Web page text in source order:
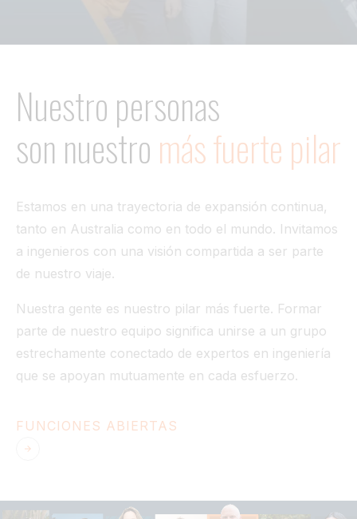
Nuestropersonas
son nuestromás fuertepilar
Estamos en una trayectoria de expansión continua,
tanto en Australia como en todo el mundo. Invitamos
a ingenieros con una visión compartida a ser parte
de nuestro viaje.
Nuestra gente es nuestro pilar más fuerte. Formar
parte de nuestro equipo significa unirse a un grupo
estrechamente conectado de expertos en ingeniería
que se apoyan mutuamente en cada esfuerzo.
FUNCIONES ABIERTAS
Camino
Túnel